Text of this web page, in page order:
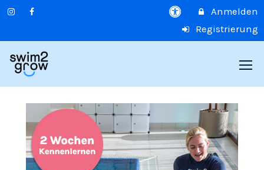
Anmelden
Registrierung